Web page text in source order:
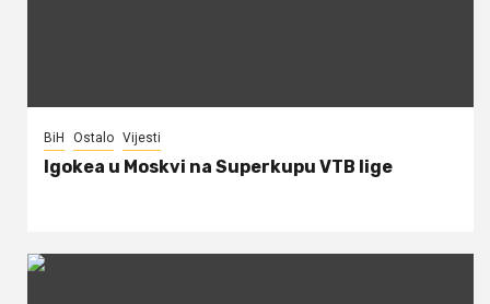
BiH Ostalo Vijesti
Igokea u Moskvi na Superkupu VTB lige